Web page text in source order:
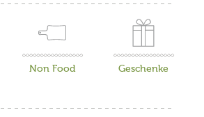
Non Food Geschenke